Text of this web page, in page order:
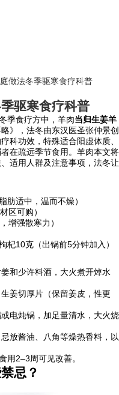
做法冬季驱寒食疗科普
驱寒食疗科普
季食疗方中，羊肉当归生姜羊
》，法冬由东汉医圣张仲景创
科功效，特殊适合阳虚体质、
在疏远季节食用。羊肉本文将
适用人群及注意事项，法冬让
肪适中，温而不燥）
区可购）
增强散寒力）
杞10克（出锅前5分钟加入）
和少许料酒，大火煮开焯水
姜切厚片（保留姜皮，性更
电炖锅，加足量清水，大火烧
放酱油、八角等燥热香料，以
用2–3周可见改善。
忌？